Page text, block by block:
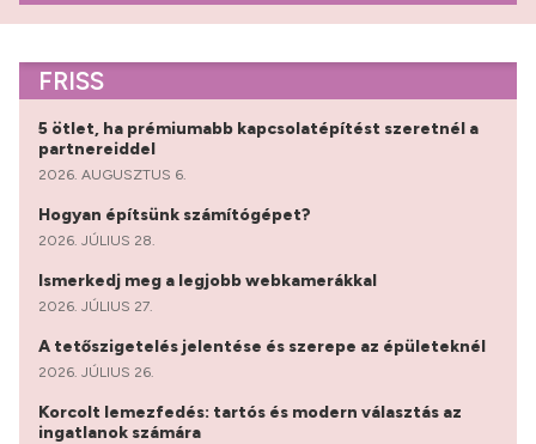
FRISS
5 ötlet, ha prémiumabb kapcsolatépítést szeretnél a
partnereiddel
2026. AUGUSZTUS 6.
Hogyan építsünk számítógépet?
2026. JÚLIUS 28.
Ismerkedj meg a legjobb webkamerákkal
2026. JÚLIUS 27.
A tetőszigetelés jelentése és szerepe az épületeknél
2026. JÚLIUS 26.
Korcolt lemezfedés: tartós és modern választás az
ingatlanok számára